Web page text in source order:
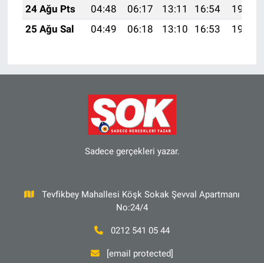
24 Ağu Pts
04:48 06:17 13:11 16:54
19:54
25 Ağu Sal
04:49 06:18 13:10 16:53 19:52
Sadece gerçekleri yazar.
Tevfikbey Mahallesi Köşk Sokak Şevval Apartmanı
No:24/4
0212 541 05 44
[email protected]